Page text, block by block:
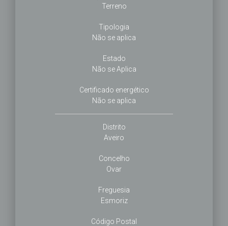
Terreno
Tipologia
Não se aplica
Estado
Não se Aplica
Certificado energético
Não se aplica
Distrito
Aveiro
Concelho
Ovar
Freguesia
Esmoriz
Código Postal